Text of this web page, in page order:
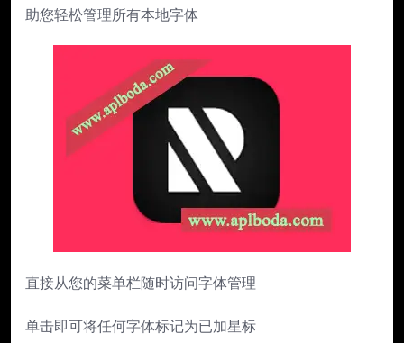
助您轻松管理所有本地字体
直接从您的菜单栏随时访问字体管理
单击即可将任何字体标记为已加星标